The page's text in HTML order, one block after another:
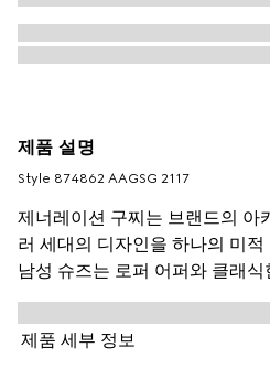
제품 설명
Style ‎874862 AAGSG 2117
제너레이션 구찌는 브랜드의 아
러 세대의 디자인을 하나의 미적
남성 슈즈는 로퍼 어퍼와 클래식
자인입니다. 컬렉션을 위해 특
레더로 제작된 이 디자인은 유
드웨어로 완성됩니다.
제품 세부 정보